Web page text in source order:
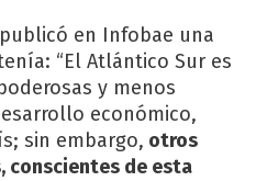
en Infobae una
“El Atlántico Sur es
y menos
económico,
sin embargo, otros
conscientes de esta